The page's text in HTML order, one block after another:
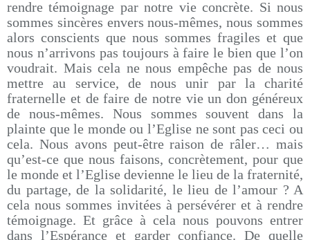
rendre témoignage par notre vie concrète. Si nous
sommes sincères envers nous-mêmes, nous sommes
alors conscients que nous sommes fragiles et que
nous n’arrivons pas toujours à faire le bien que l’on
voudrait. Mais cela ne nous empêche pas de nous
mettre au service, de nous unir par la charité
fraternelle et de faire de notre vie un don généreux
de nous-mêmes. Nous sommes souvent dans la
plainte que le monde ou l’Eglise ne sont pas ceci ou
cela. Nous avons peut-être raison de râler… mais
qu’est-ce que nous faisons, concrètement, pour que
le monde et l’Eglise devienne le lieu de la fraternité,
du partage, de la solidarité, le lieu de l’amour ? A
cela nous sommes invitées à persévérer et à rendre
témoignage. Et grâce à cela nous pouvons entrer
dans l’Espérance et garder confiance. De quelle